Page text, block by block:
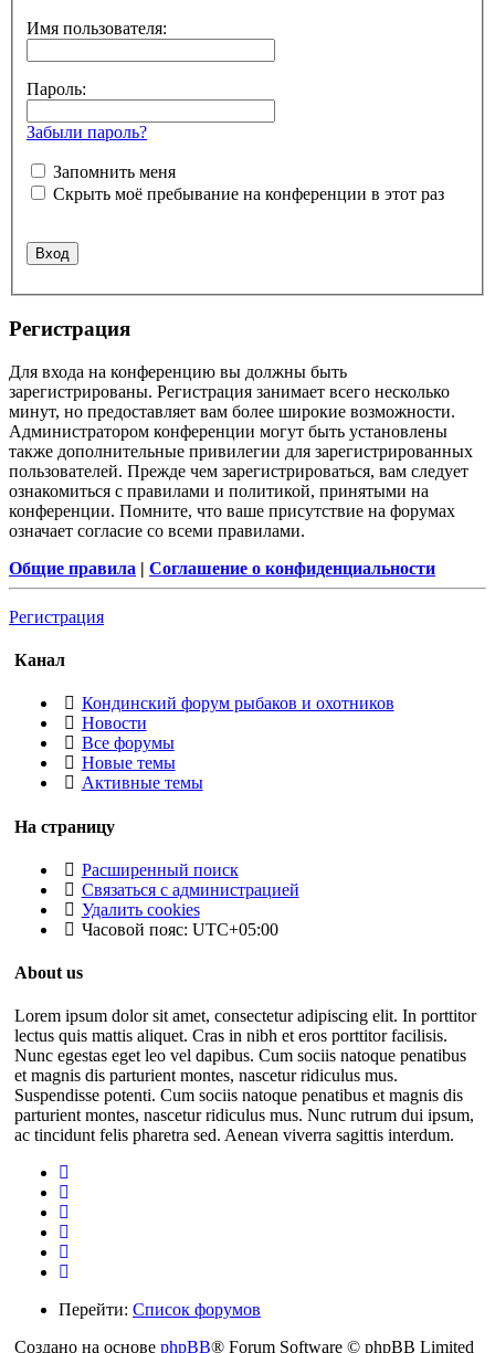
Имя пользователя:
Пароль:
Забыли пароль?
Запомнить меня
Скрыть моё пребывание на конференции в этот раз
Регистрация
Для входа на конференцию вы должны быть
зарегистрированы. Регистрация занимает всего несколько
минут, но предоставляет вам более широкие возможности.
Администратором конференции могут быть установлены
также дополнительные привилегии для зарегистрированных
пользователей. Прежде чем зарегистрироваться, вам следует
ознакомиться с правилами и политикой, принятыми на
конференции. Помните, что ваше присутствие на форумах
означает согласие со всеми правилами.
Общие правила | Соглашение о конфиденциальности
Регистрация
Канал
Кондинский форум рыбаков и охотников
Новости
Все форумы
Новые темы
Активные темы
На страницу
Расширенный поиск
Связаться с администрацией
Удалить cookies
Часовой пояс: UTC+05:00
About us
Lorem ipsum dolor sit amet, consectetur adipiscing elit. In porttitor
lectus quis mattis aliquet. Cras in nibh et eros porttitor facilisis.
Nunc egestas eget leo vel dapibus. Cum sociis natoque penatibus
et magnis dis parturient montes, nascetur ridiculus mus.
Suspendisse potenti. Cum sociis natoque penatibus et magnis dis
parturient montes, nascetur ridiculus mus. Nunc rutrum dui ipsum,
ac tincidunt felis pharetra sed. Aenean viverra sagittis interdum.
Перейти: Список форумов
Создано на основе phpBB® Forum Software © phpBB Limited